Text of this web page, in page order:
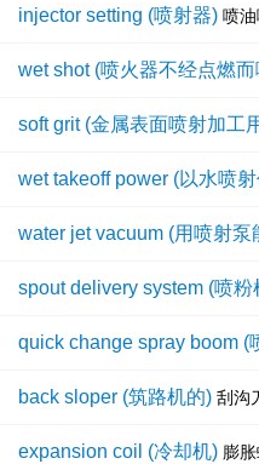
injector setting (喷射器) 喷
wet shot (喷火器不经点燃
soft grit (金属表面喷射加工
wet takeoff power (以水喷
water jet vacuum (用喷射泵
spout delivery system (喷粉
quick change spray boom (
back sloper (筑路机的) 刮沟
expansion coil (冷却机) 膨